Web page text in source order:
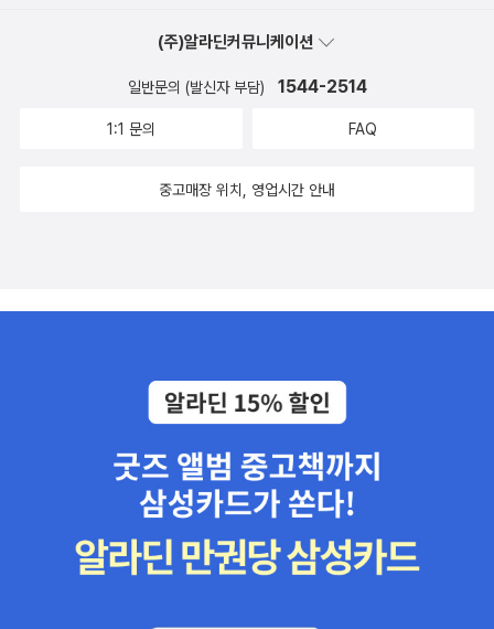
(주)알라딘커뮤니케이션
일반문의 (발신자 부담) 1544-2514
1:1 문의 FAQ
중고매장 위치, 영업시간 안내